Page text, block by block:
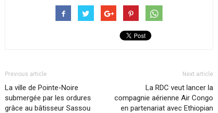
Previous article
La ville de Pointe-Noire
submergée par les ordures
grâce au bâtisseur Sassou
Next article
La RDC veut lancer la
compagnie aérienne Air Congo
en partenariat avec Ethiopian